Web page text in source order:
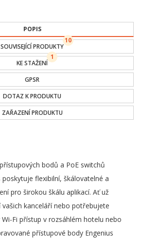
POPIS
SOUVISEJÍCÍ PRODUKTY
10
KE STAŽENÍ
1
GPSR
DOTAZ K PRODUKTU
ZAŘAZENÍ PRODUKTU
bodů a PoE switchů
poskytuje flexibilní, škálovatelné a
pro širokou škálu aplikací. Ať už
kanceláří nebo potřebujete
Fi přístup v rozsáhlém hotelu nebo
přístupové body Engenius